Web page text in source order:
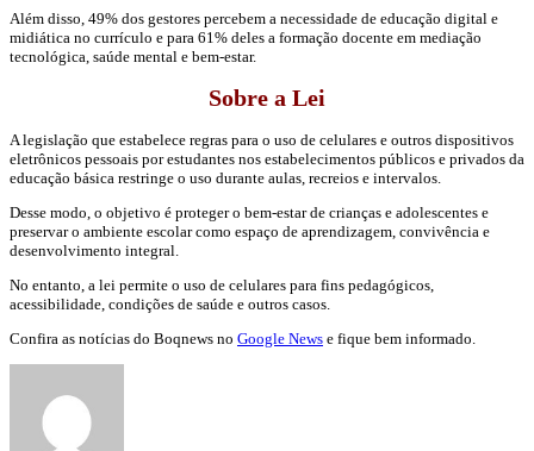
Além disso, 49% dos gestores percebem a necessidade de educação digital e
midiática no currículo e para 61% deles a forma­ção docente em mediação
tecnológica, saúde mental e bem-estar.
Sobre a Lei
A legislação que estabelece regras para o uso de celulares e outros dispositivos
eletrônicos pessoais por estudantes nos estabelecimentos públicos e privados da
educação básica restringe o uso durante aulas, recreios e intervalos.
Desse modo, o objetivo é proteger o bem-estar de crianças e ado­lescentes e
preservar o ambiente escolar como espaço de aprendizagem, con­vivência e
desenvolvimento integral.
No entanto, a lei permite o uso de celulares para fins pedagógicos,
acessibilidade, condições de saúde e outros casos.
Confira as notícias do Boqnews no Google News e fique bem informado.